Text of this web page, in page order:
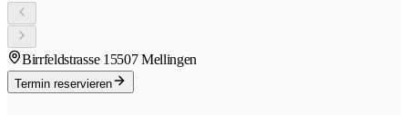
Birrfeldstrasse 1 5507 Mellingen
Termin reservieren